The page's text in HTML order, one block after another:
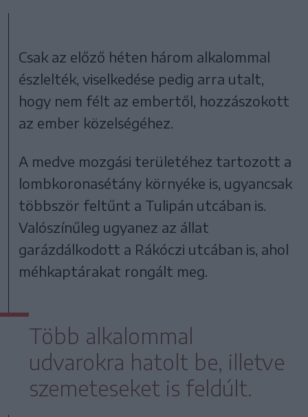
Csak az előző héten három alkalommal
észlelték, viselkedése pedig arra utalt,
hogy nem félt az embertől, hozzászokott
az ember közelségéhez.
A medve mozgási területéhez tartozott a
lombkoronasétány környéke is, ugyancsak
többször feltűnt a Tulipán utcában is.
Valószínűleg ugyanez az állat
garázdálkodott a Rákóczi utcában is, ahol
méhkaptárakat rongált meg.
Több alkalommal
udvarokra hatolt be, illetve
szemeteseket is feldúlt.